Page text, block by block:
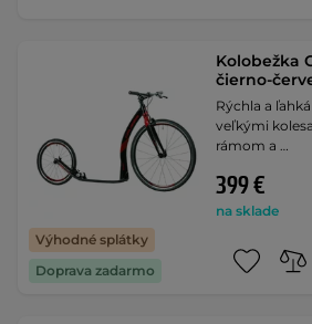
Výhodné splátky
Doprava zadarmo
Kolobežka
čierno-
Rýchla a
veľkými
rámom a …
399 €
na sklade